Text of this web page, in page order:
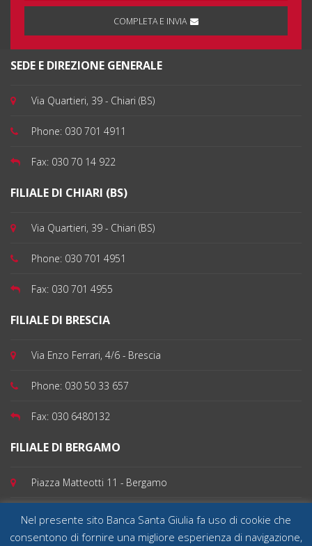
COMPLETA E INVIA
SEDE E DIREZIONE GENERALE
Via Quartieri, 39 - Chiari (BS)
Phone: 030 701 4911
Fax: 030 70 14 922
FILIALE DI CHIARI (BS)
Via Quartieri, 39 - Chiari (BS)
Phone: 030 701 4951
Fax: 030 701 4955
FILIALE DI BRESCIA
Via Enzo Ferrari, 4/6 - Brescia
Phone: 030 50 33 657
Fax: 030 6480132
FILIALE DI BERGAMO
Piazza Matteotti 11 - Bergamo
Phone: 035 199 100 82
Nel presente sito Banca Santa Giulia fa uso di cookie che
consentono di fornire una migliore esperienza di navigazione,